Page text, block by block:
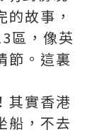
故事，
區，像英
節。這裏
其實香港
船，不去